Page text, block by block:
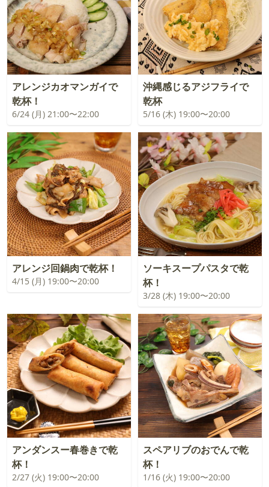
アレンジカオマンガイで
乾杯！
6/24 (月) 21:00〜22:00
沖縄感じるアジフライで
乾杯
5/16 (木) 19:00〜20:00
アレンジ回鍋肉で乾杯！
4/15 (月) 19:00〜20:00
ソーキスープパスタで乾
杯！
3/28 (木) 19:00〜20:00
アンダンスー春巻きで乾
杯！
2/27 (火) 19:00〜20:00
スペアリブのおでんで乾
杯！
1/16 (火) 19:00〜20:00